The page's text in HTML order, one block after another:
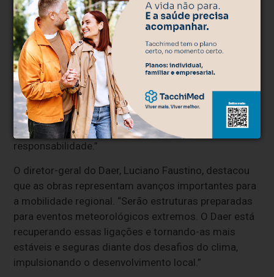
dos Vales representam o compromisso do governo
estadual em transformar o Rio Grande do Sul com
obras robustas e preparadas para o futuro. “A região
dos Vales, com destaque para o Vale do Taquari, é
um dos principais motores econômicos do Rio
Grande do Sul, com uma economia altamente
diversificada. Construir estruturas com esse nível
técnico e preparadas para os desafios futuros é
investir no desenvolvimento de todo o Estado com
responsabilidade.”
O diretor-geral do Daer, Luciano Faustino, destacou
que as obras representam avanços importantes para
a mobilidade regional. “Serão estruturas preparadas
para eventos meteorológicos extremos. O Daer está
recuperando essas ligações e tornando-as mais
estáveis e seguras diante dos desafios do clima,
impulsionando o desenvolvimento local.”